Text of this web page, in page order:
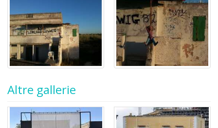
Altre gallerie